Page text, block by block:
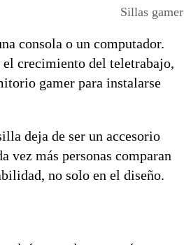
Sillas gamer
consola o un computador.
crecimiento del teletrabajo,
gamer para instalarse
deja de ser un accesorio
vez más personas comparan
no solo en el diseño.